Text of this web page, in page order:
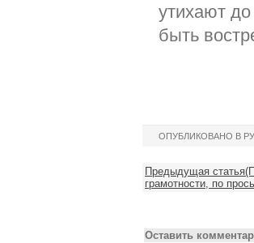
утихают
быть
ОПУБЛИКОВАНО В
Предыдущая
грамотности, по
Оставить